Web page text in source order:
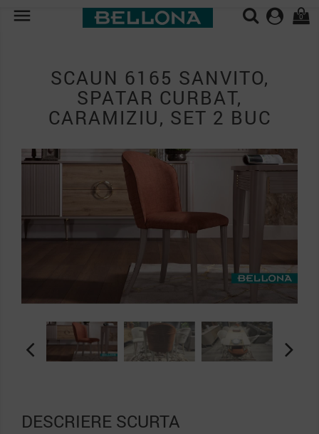
 0
SCAUN 6165 SANVITO,
SPATAR CURBAT,
CARAMIZIU, SET 2 BUC
DESCRIERE SCURTA